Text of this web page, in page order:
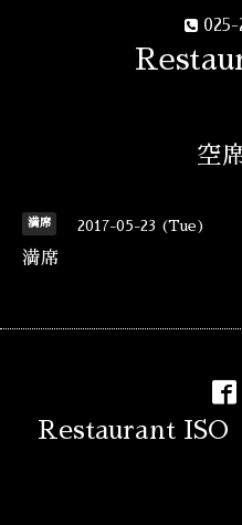
025-
空
満席 2017-05-23 (Tue)
満席
Restaurant